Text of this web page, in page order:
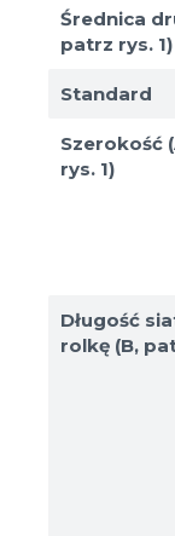
Średnica
patrz rys. 1)
Standard
Szerokość
rys. 1)
Długość
rolkę (B,